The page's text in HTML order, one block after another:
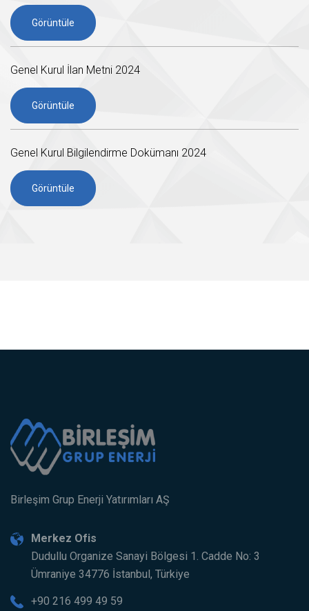
Görüntüle
Genel Kurul İlan Metni 2024
Görüntüle
Genel Kurul Bilgilendirme Dokümanı 2024
Görüntüle
Birleşim Grup Enerji Yatırımları AŞ
Merkez Ofis
Dudullu Organize Sanayi Bölgesi 1. Cadde No: 3
Ümraniye 34776 İstanbul, Türkiye
+90 216 499 49 59